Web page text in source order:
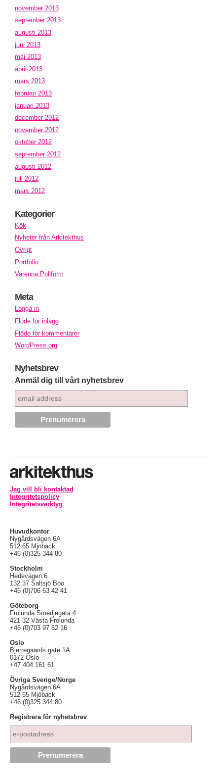
november 2013
september 2013
augusti 2013
juni 2013
maj 2013
april 2013
mars 2013
februari 2013
januari 2013
december 2012
november 2012
oktober 2012
september 2012
augusti 2012
juli 2012
mars 2012
Kategorier
Kök
Nyheter från Arkitekthus
Övrigt
Portfolio
Varenna Poliform
Meta
Logga in
Flöde för inlägg
Flöde för kommentarer
WordPress.org
Nyhetsbrev
Anmäl dig till vårt nyhetsbrev
Jag vill bli kontaktad
Integritetspolicy
Integritetsverktyg
Huvudkontor
Nygårdsvägen 6A
512 65 Mjöbäck
+46 (0)325 344 80
Stockholm
Hedevägen 6
132 37 Saltsjö Boo
+46 (0)706 63 42 41
Göteborg
Frölunda Smedjegata 4
421 32 Västa Frölunda
+46 (0)703 97 62 16
Oslo
Bjerregaards gate 1A
0172 Oslo
+47 404 161 61
Övriga Sverige/Norge
Nygårdsvägen 6A
512 65 Mjöbäck
+46 (0)325 344 80
Registrera för nyhetsbrev